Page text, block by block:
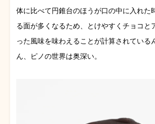
体に比べて円錐台のほうが口の中に入れた
る面が多くなるため、とけやすくチョコと
った風味を味わえることが計算されている
ん、ピノの世界は奥深い。